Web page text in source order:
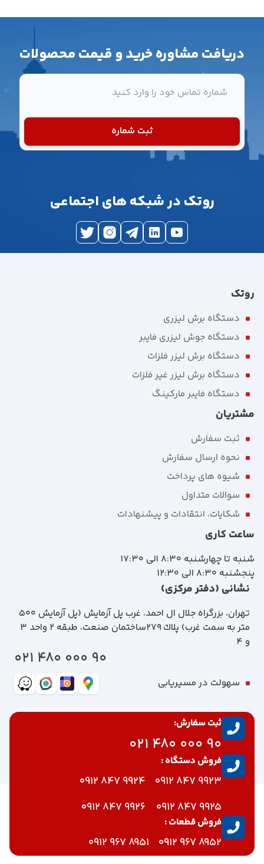
دریافت مشاوره خرید و قیمت محصولات
ثبت شماره
روتک در شبکه های اجتماعی
روتک
دستگاه برش لیزری
دستگاه جوش لیزری فایبر
دستگاه برش لیزر فلزات
دستگاه برش لیزر غیر فلزات
دستگاه فایبر مارکینگ
مشتریان
ثبت سفارش
نحوه ارسال سفارش
شیوه های پرداخت
سوالات متداول
شکایات، انتقادات و پیشنهادات
ساعت کاری
شنبه تا چهارشنبه 8:30 الی 17:30
پنجشنبه 8:30 الی 12:30
نشانی (دفتر مرکزی)
تهران، بزرگراه جلال ال احمد، غرب پل آزمايش (پل آزمايش ٥٠٠
متر به سمت غرب) پلاك 279ساختمان صنعت، طبقه 2 واحد 3
و 4
90 000 480 021
سهولت در مسیریابی
ثبت سفارش:
90 000 480 021
فروش دستگاه :
9923 847 0912
9924 847 0912
9925 847 0912
9926 847 0912
فروش قطعات :
8952 967 0912
8951 967 0912